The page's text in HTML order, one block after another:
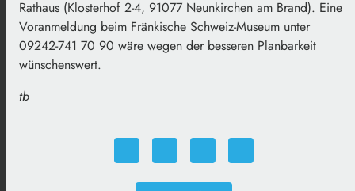
Rathaus (Klosterhof 2-4, 91077 Neunkirchen am Brand). Eine
Voranmeldung beim Fränkische Schweiz-Museum unter
09242-741 70 90 wäre wegen der besseren Planbarkeit
wünschenswert.
tb